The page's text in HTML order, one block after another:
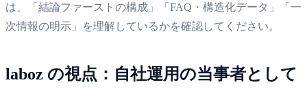
は、「結論ファーストの構成」「FAQ・構造化データ」「一
次情報の明示」を理解しているかを確認してください。
laboz の視点：自社運用の当事者として